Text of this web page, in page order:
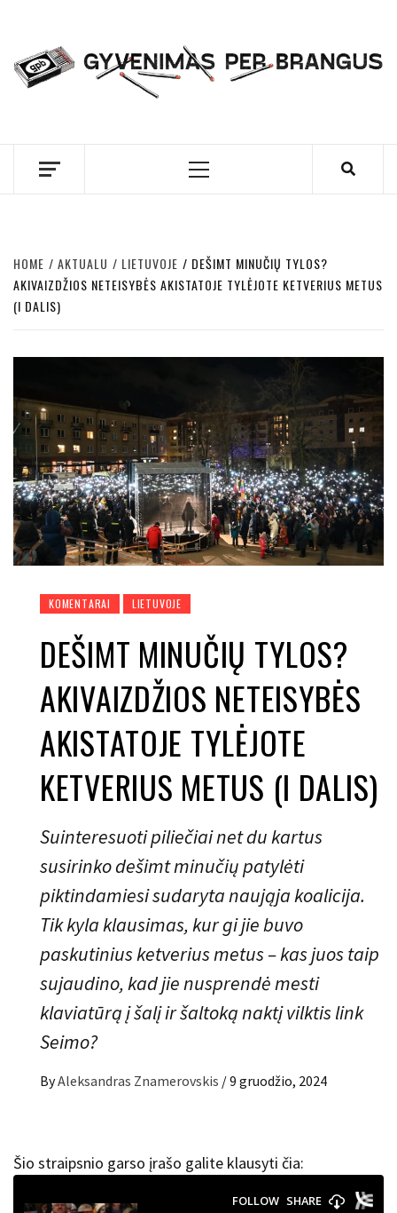
content
BRANGUS
Menu
HOME AKTUALU LIETUVOJE
DEŠIMT MINUČIŲ TYLOS?
AKIVAIZDŽIOS NETEISYBĖS AKISTATOJE TYLĖJOTE KETVERIUS METUS
(I DALIS)
KOMENTARAI LIETUVOJE
DEŠIMT MINUČIŲ TYLOS?
AKIVAIZDŽIOS NETEISYBĖS
AKISTATOJE TYLĖJOTE
KETVERIUS METUS (I DALIS)
Suinteresuoti piliečiai net du kartus
susirinko dešimt minučių patylėti
piktindamiesi sudaryta naująja koalicija.
Tik kyla klausimas, kur gi jie buvo
paskutinius ketverius metus – kas juos taip
sujaudino, kad jie nusprendė mesti
klaviatūrą į šalį ir šaltoką naktį vilktis link
Seimo?
ByAleksandras Znamerovskis /9 gruodžio, 2024
Šio straipsnio garso įrašo galite klausyti čia: